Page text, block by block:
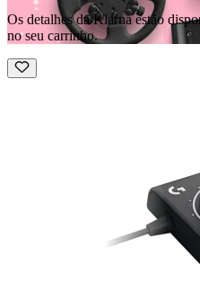
Os detalhes da Klarna estão
no seu carrinho.